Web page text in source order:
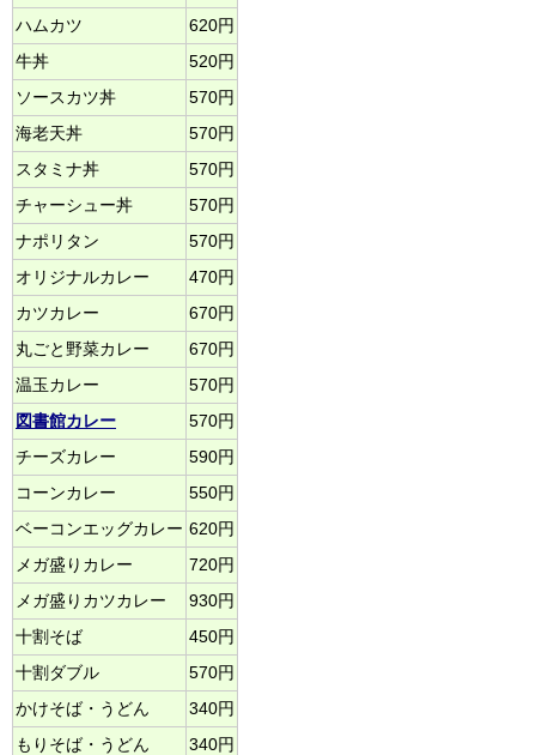
ハムカツ
620円
牛丼
520円
ソースカツ丼
570円
海老天丼
570円
スタミナ丼
570円
チャーシュー丼
570円
ナポリタン
570円
オリジナルカレー
470円
カツカレー
670円
丸ごと野菜カレー
670円
温玉カレー
570円
図書館カレー
570円
チーズカレー
590円
コーンカレー
550円
ベーコンエッグカレー 620円
メガ盛りカレー
720円
メガ盛りカツカレー
930円
十割そば
450円
十割ダブル
570円
かけそば・うどん
340円
もりそば・うどん
340円